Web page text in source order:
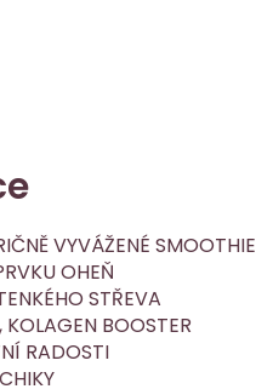
VYVÁŽENÉ SMOOTHIE
OHEŇ
STŘEVA
BOOSTER
RADOSTI